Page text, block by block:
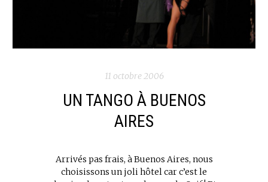
11 octobre 2006
UN TANGO À BUENOS
AIRES
Arrivés pas frais, à Buenos Aires, nous
choisissons un joli hôtel car c’est le